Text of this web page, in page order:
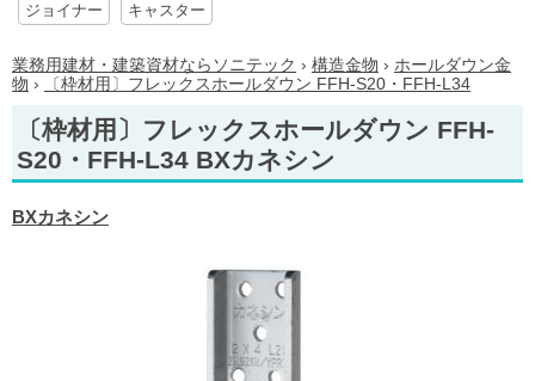
ジョイナー
キャスター
業務用建材・建築資材ならソニテック › 構造金物 › ホールダウン金
物 › 〔枠材用〕フレックスホールダウン FFH-S20・FFH-L34
〔枠材用〕フレックスホールダウン FFH-
S20・FFH-L34 BXカネシン
BXカネシン